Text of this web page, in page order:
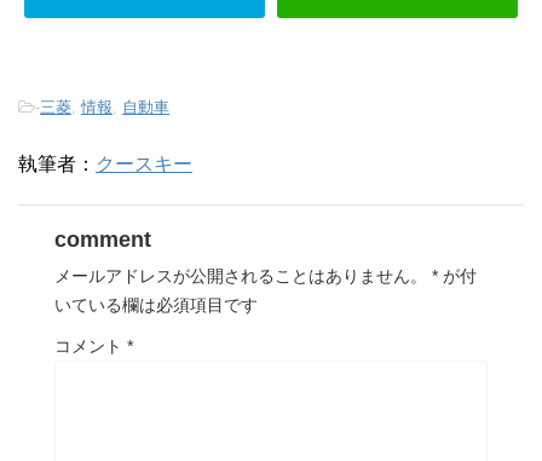
-三菱, 情報, 自動車
執筆者： クースキー
comment
メールアドレスが公開されることはありません。 * が付
いている欄は必須項目です
コメント *